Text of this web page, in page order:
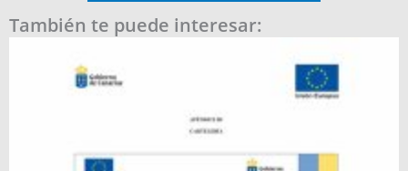
También te puede interesar: